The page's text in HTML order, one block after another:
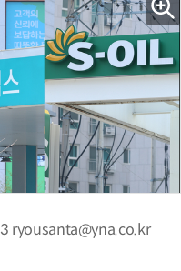
ryousanta@yna.co.kr